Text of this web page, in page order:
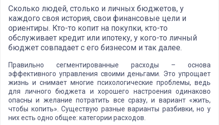
Сколько людей, столько и личных бюджетов, у
каждого своя история, свои финансовые цели и
ориентиры. Кто-то копит на покупки, кто-то
обслуживает кредит или ипотеку, у кого-то личный
бюджет совпадает с его бизнесом и так далее.
Правильно сегментированные расходы – основа
эффективного управления своими деньгами. Это упрощает
жизнь и снимает многие психологические проблемы, ведь
для личного бюджета и хорошего настроения одинаково
опасны и желание потратить все сразу, и вариант «жить,
чтобы копить». Существую разные варианты разбивки, но у
них есть одно общее: категории расходов.